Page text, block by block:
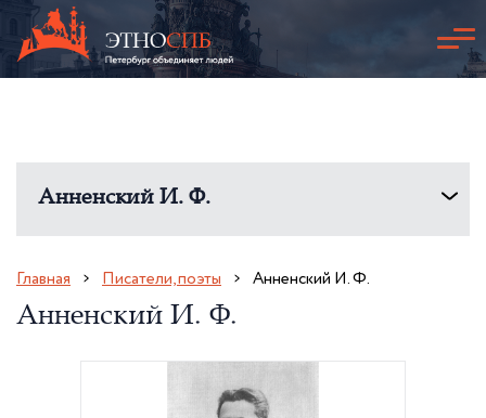
Анненский И. Ф.
Главная Писатели, поэты Анненский И. Ф.
Анненский И. Ф.